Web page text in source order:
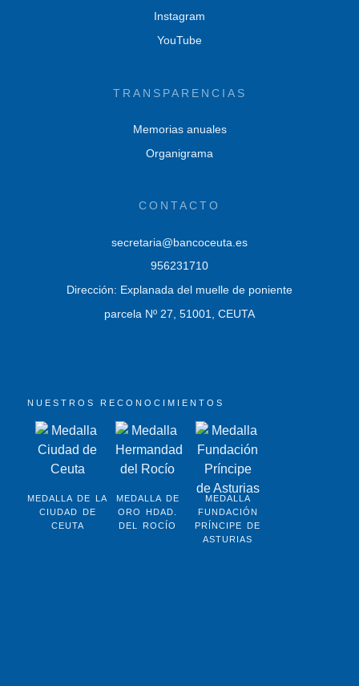
Instagram
YouTube
TRANSPARENCIAS
Memorias anuales
Organigrama
CONTACTO
secretaria@bancoceuta.es
956231710
Dirección: Explanada del muelle de poniente
parcela Nº 27, 51001, CEUTA
NUESTROS RECONOCIMIENTOS
MEDALLA DE LA
CIUDAD DE
CEUTA
MEDALLA DE
ORO HDAD.
DEL ROCÍO
MEDALLA
FUNDACIÓN
PRÍNCIPE DE
ASTURIAS